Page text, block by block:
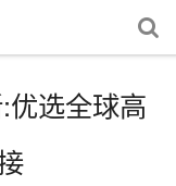
优选全球高